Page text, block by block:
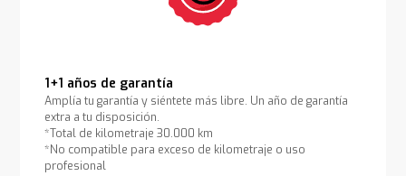
1+1 años de garantía
Amplía tu garantía y siéntete más libre. Un año de garantía
extra a tu disposición.
*Total de kilometraje 30.000 km
*No compatible para exceso de kilometraje o uso
profesional